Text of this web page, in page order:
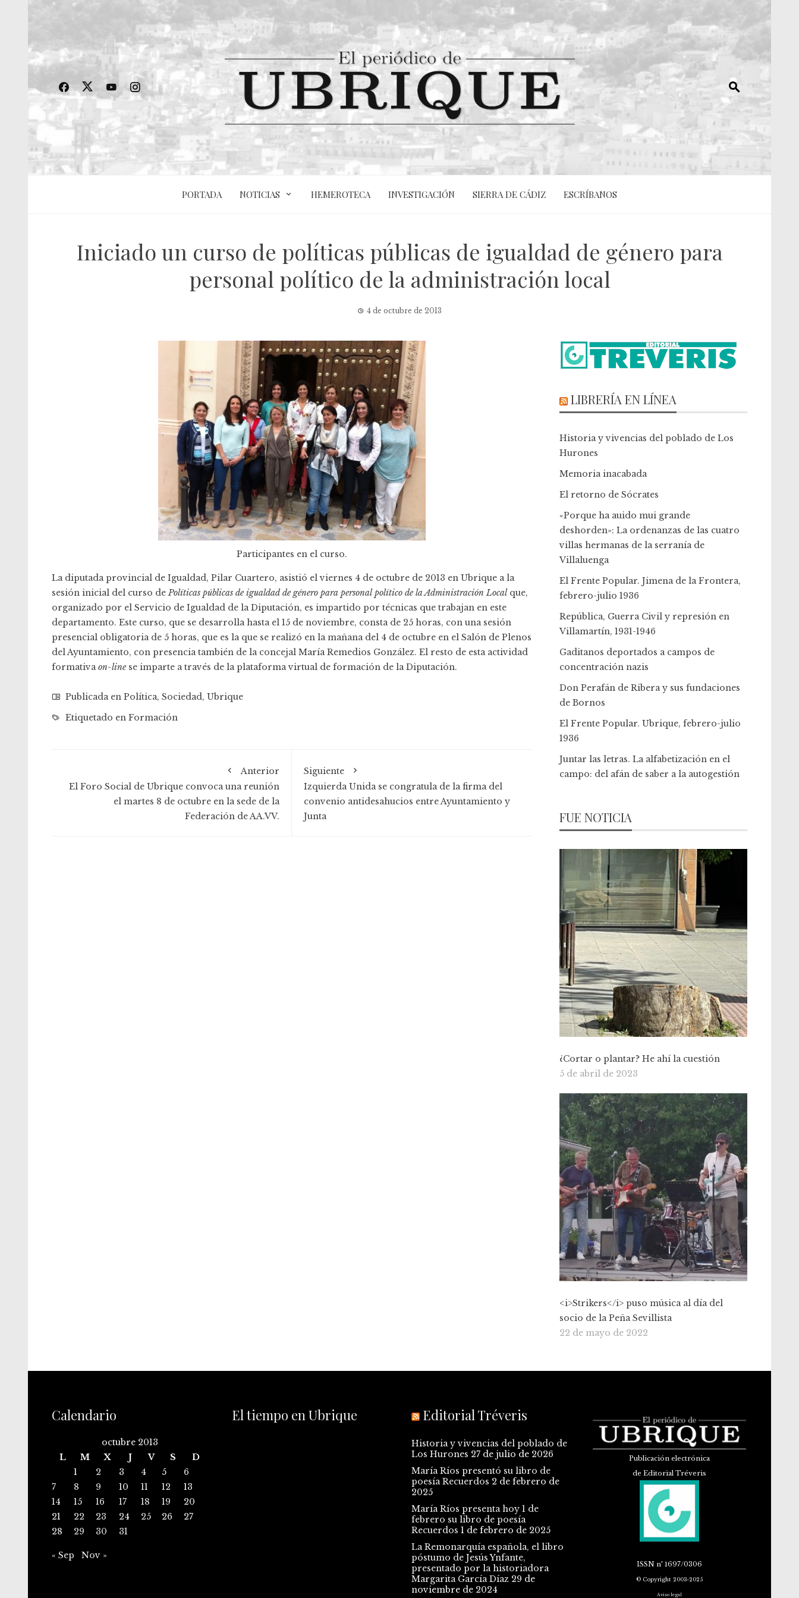
PORTADA NOTICIAS HEMEROTECA INVESTIGACIÓN SIERRA DE CÁDIZ ESCRÍBANOS
Iniciado un curso de políticas públicas de igualdad de género para
personal político de la administración local
4 de octubre de 2013
Participantes en el curso.
La diputada provincial de Igualdad, Pilar Cuartero, asistió el viernes 4 de octubre de 2013 en Ubrique a la
sesión inicial del curso de Políticas públicas de igualdad de género para personal político de la Administración Localque,
organizado por el Servicio de Igualdad de la Diputación, es impartido por técnicas que trabajan en este
departamento. Este curso, que se desarrolla hasta el 15 de noviembre, consta de 25 horas, con una sesión
presencial obligatoria de 5 horas, que es la que se realizó en la mañana del 4 de octubre en el Salón de Plenos
del Ayuntamiento, con presencia también de la concejal María Remedios González. El resto de esta actividad
formativaon-linese imparte a través de la plataforma virtual de formación de la Diputación.
Publicada en Política, Sociedad, Ubrique
Etiquetado en Formación
Anterior
El Foro Social de Ubrique convoca una reunión
el martes 8 de octubre en la sede de la
Federación de AA.VV.
Siguiente
Izquierda Unida se congratula de la firma del
convenio antidesahucios entre Ayuntamiento y
Junta
LIBRERÍA EN LÍNEA
Historia y vivencias del poblado de Los
Hurones
Memoria inacabada
El retorno de Sócrates
«Porque ha auido mui grande
deshorden»: La ordenanzas de las cuatro
villas hermanas de la serranía de
Villaluenga
El Frente Popular. Jimena de la Frontera,
febrero-julio 1936
República, Guerra Civil y represión en
Villamartín, 1931-1946
Gaditanos deportados a campos de
concentración nazis
Don Perafán de Ribera y sus fundaciones
de Bornos
El Frente Popular. Ubrique, febrero-julio
1936
Juntar las letras. La alfabetización en el
campo: del afán de saber a la autogestión
FUE NOTICIA
¿Cortar o plantar? He ahí la cuestión
5 de abril de 2023
<i>Strikers</i> puso música al día del
socio de la Peña Sevillista
22 de mayo de 2022
Calendario
octubre 2013
L
M X J V S
D
1
2 3 4 5
6
7
8 9 10 11 12
13
14
15 16 17 18 19
20
21
22 23 24 25 26
27
28
29 30 31
« Sep Nov »
El tiempo en Ubrique Editorial Tréveris
Historia y vivencias del poblado de
Los Hurones 27 de julio de 2026
María Ríos presentó su libro de
poesía Recuerdos 2 de febrero de
2025
María Ríos presenta hoy 1 de
febrero su libro de poesía
Recuerdos 1 de febrero de 2025
La Remonarquía española, el libro
póstumo de Jesús Ynfante,
presentado por la historiadora
Margarita García Díaz 29 de
noviembre de 2024
Publicación electrónica
de Editorial Tréveris
ISSNnº 1697/0306
© Copyright 2003-2025
Aviso legal